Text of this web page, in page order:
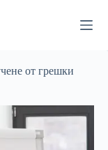
от грешки